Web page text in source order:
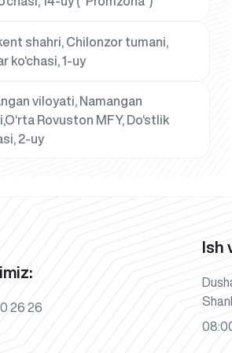
shahri, Chilonzor tumani,
ko‘chasi, 1-uy
viloyati, Namangan
Rovuston MFY, Do‘stlik
2-uy
26 26
Ish